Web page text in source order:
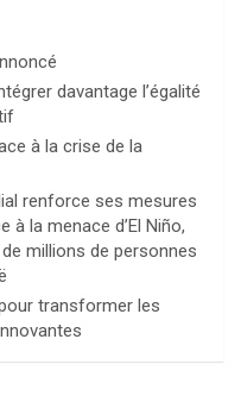
davantage l’égalité
à la crise de la
renforce ses mesures
la menace d’El Niño,
millions de personnes
transformer les